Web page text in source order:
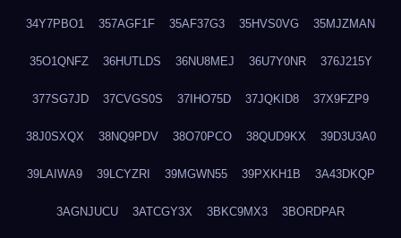
34Y7PBO1 357AGF1F 35AF37G3 35HVS0VG 35MJZMAN
35O1QNFZ 36HUTLDS 36NU8MEJ 36U7Y0NR 376J215Y
377SG7JD 37CVGS0S 37IHO75D 37JQKID8 37X9FZP9
38J0SXQX 38NQ9PDV 38O70PCO 38QUD9KX 39D3U3A0
39LAIWA9 39LCYZRI 39MGWN55 39PXKH1B 3A43DKQP
3AGNJUCU 3ATCGY3X 3BKC9MX3 3BORDPAR